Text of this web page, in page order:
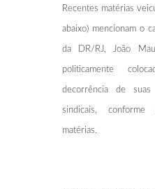
Recentes matérias
abaixo) mencionam o
da DR/RJ, João
politicamente
decorrência de
sindicais,
matérias.